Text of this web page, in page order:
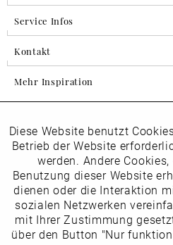
Service Infos
Kontakt
Mehr Inspiration
Folgen Sie uns auf
horsch_schuhe
Newsletter
Funktionale
Marketing
Tracking
Diese Website benutzt
Betrieb der Website
werden. Andere
Benutzung dieser Website
dienen oder die Interaktion
sozialen Netzwerken
mit Ihrer Zustimmung
über den Button "Nur